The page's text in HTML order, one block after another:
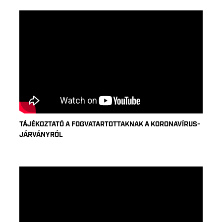
TÁJÉKOZTATÓ A FOGVATARTOTTAKNAK A KORONAVÍRUS-
JÁRVÁNYRÓL